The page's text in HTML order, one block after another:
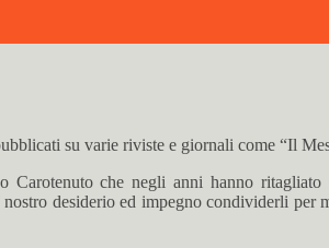
su varie riviste e giornali come “Il
che negli anni hanno ritagliato
desiderio ed impegno condividerli